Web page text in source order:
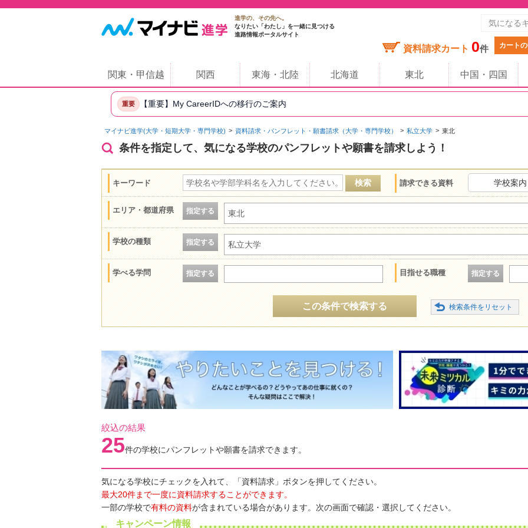
進学の、その先へ。
なりたい「わたし」を一緒に見つける
進路情報ポータルサイト
資料請求カート 0件 カート
関東・甲信越 関西 東海・北陸 北海道 東北 中国・四国
重要 【重要】My CareerIDへの移行のご案内
マイナビ進学(大学・短期大学・専門学校) 資料請求・パンフレット・願書請求（大学・専門学校） 私立大学 東北
条件を指定して、気になる学校のパンフレットや願書を請求しよう！
キーワード 請求できる資料 学校案内
エリア・都道府県 指定する 東北
学校の種類 指定する 私立大学
学べる学問 指定する 目指せる職種 指定する
この条件で検索する
絞込の結果
25件の学校にパンフレットや願書を請求できます。
気になる学校にチェックを入れて、「資料請求」ボタンを押してください。
最大20件まで一度に資料請求することができます。
一部の学校で有料の資料が含まれている場合があります。次の画面で確認・選択してください。
キャンペーン情報